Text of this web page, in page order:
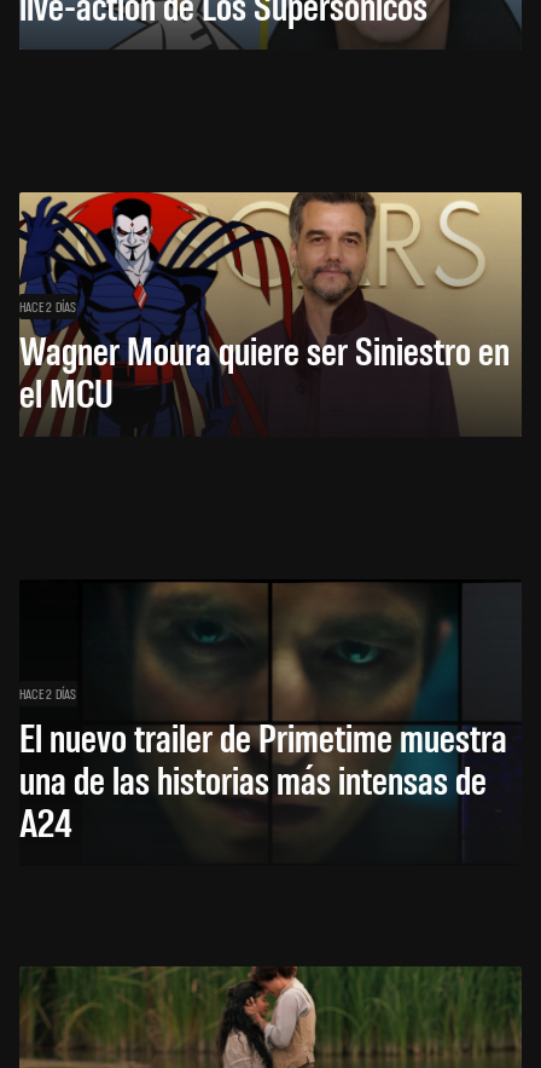
HACE 2 DÍAS
Wagner Moura quiere ser Siniestro en
el MCU
HACE 2 DÍAS
El nuevo trailer de Primetime muestra
una de las historias más intensas de
A24